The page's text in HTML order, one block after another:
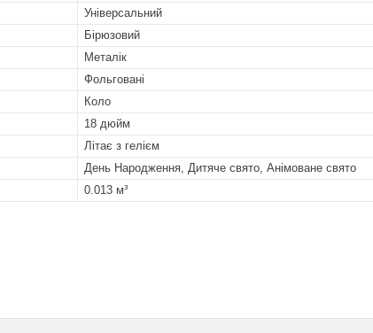
Універсальний
Бірюзовий
Металік
Фольговані
Коло
18 дюйм
Літає з гелієм
День Народження, Дитяче свято, Анімоване свято
0.013 м³